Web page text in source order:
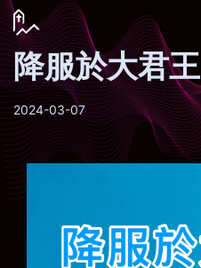
降服於大君王
2024-03-07